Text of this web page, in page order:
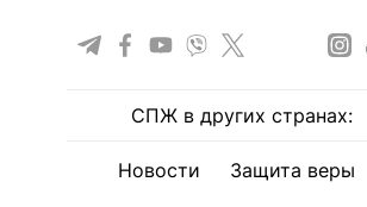
СПЖ в других странах:
Новости Защита веры